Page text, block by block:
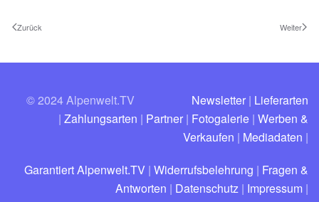
Zurück Weiter
© 2024 Alpenwelt.TV Newsletter | Lieferarten
| Zahlungsarten | Partner | Fotogalerie | Werben &
Verkaufen | Mediadaten |
Garantiert Alpenwelt.TV | Widerrufsbelehrung | Fragen &
Antworten | Datenschutz | Impressum |